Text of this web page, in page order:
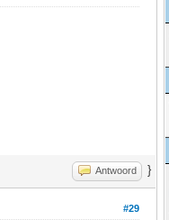
Antwoord }
#29